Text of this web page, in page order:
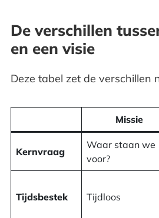
De verschillen
en een visie
Deze tabel zet de verschillen
Missie
Kernvraag
Waar staan we
voor?
Tijdsbestek Tijdloos